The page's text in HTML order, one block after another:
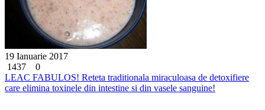
19 Ianuarie 2017
1437
0
LEAC FABULOS! Reteta traditionala miraculoasa de detoxifiere
care elimina toxinele din intestine si din vasele sanguine!